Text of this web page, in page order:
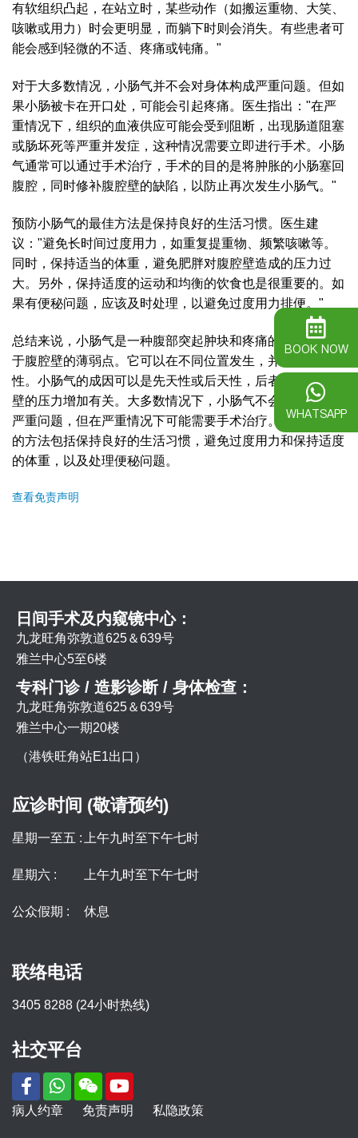
有软组织凸起，在站立时，某些动作（如搬运重物、大笑、
咳嗽或用力）时会更明显，而躺下时则会消失。有些患者可
能会感到轻微的不适、疼痛或钝痛。"
对于大多数情况，小肠气并不会对身体构成严重问题。但如
果小肠被卡在开口处，可能会引起疼痛。医生指出："在严
重情况下，组织的血液供应可能会受到阻断，出现肠道阻塞
或肠坏死等严重并发症，这种情况需要立即进行手术。小肠
气通常可以通过手术治疗，手术的目的是将肿胀的小肠塞回
腹腔，同时修补腹腔壁的缺陷，以防止再次发生小肠气。"
预防小肠气的最佳方法是保持良好的生活习惯。医生建
议："避免长时间过度用力，如重复提重物、频繁咳嗽等。
同时，保持适当的体重，避免肥胖对腹腔壁造成的压力过
大。另外，保持适度的运动和均衡的饮食也是很重要的。如
果有便秘问题，应该及时处理，以避免过度用力排便。"
总结来说，小肠气是一种腹部突起肿块和疼痛的情况，常见
于腹腔壁的薄弱点。它可以在不同位置发生，并不仅限于男
性。小肠气的成因可以是先天性或后天性，后者通常与腹腔
壁的压力增加有关。大多数情况下，小肠气不会对身体造成
严重问题，但在严重情况下可能需要手术治疗。预防小肠气
的方法包括保持良好的生活习惯，避免过度用力和保持适度
的体重，以及处理便秘问题。
查看免责声明
日间手术及内窥镜中心：
九龙旺角弥敦道625＆639号
雅兰中心5至6楼
专科门诊 / 造影诊断 / 身体检查：
九龙旺角弥敦道625＆639号
雅兰中心一期20楼
（港铁旺角站E1出口）
应诊时间 (敬请预约)
星期一至五 : 上午九时至下午七时
星期六 : 上午九时至下午七时
公众假期 : 休息
联络电话
3405 8288 (24小时热线)
社交平台
病人约章 免责声明 私隐政策
BOOK NOW
WHATSAPP